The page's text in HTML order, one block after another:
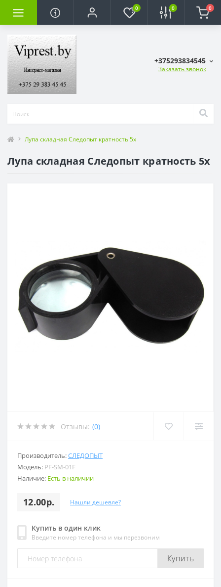
0 0 0
+375293834545
Заказать звонок
Лупа складная Следопыт кратность 5х
Лупа складная Следопыт кратность 5х
Отзывы: (0)
Производитель:СЛЕДОПЫТ
Модель: PF-SM-01F
Наличие: Есть в наличии
12.00р. Нашли дешевле?
Купить в один клик
Введите номер телефона и мы перезвоним
Купить